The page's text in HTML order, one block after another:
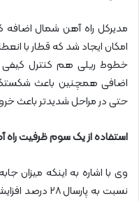
مدیرکل راه آهن شمال
امکان ایجاد شد که قطار با
خطوط ریلی هم کنترل
اضافی همچنین باعث
حتی در مراحل شدیدتر باعث
استفاده از یک سوم ظرفیت راه
وی با اشاره به اینکه میزان
نسبت به